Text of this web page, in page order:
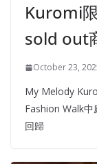
Kuromi
sold out
October 23,
My Melody
Fashion Walk
回歸